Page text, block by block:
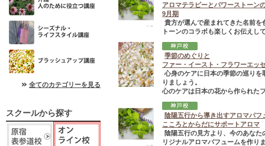
全てのカテゴリーを見る
スクールから探す
アロマテラピーとパワーストーン
9月期
貴方が選んで産まれてきた名前
トーンのコラボも楽しくお伝えし
季節のめぐりと
ファー・イースト・フラワーエッ
心身のケアに日本の季節の巡り
りましょう。
心のケアは日本の花から作られた
陰陽五行から導き出すアロマパフ
こころとからだにサポートアロマ
陰陽五行の見方より、今のあな
リジナルアロマパフュームを作り